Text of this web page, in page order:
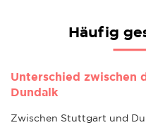
Häufig
Unterschied zwischen
Dundalk
Zwischen Stuttgart und